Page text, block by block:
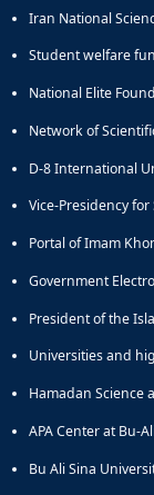
Iran National
Student welfare
National Elite
Network of
D-8 International
Vice-Presidency
Portal of Imam
Government
President of the
Universities and
Hamadan Science
APA Center at Bu-
Bu Ali Sina